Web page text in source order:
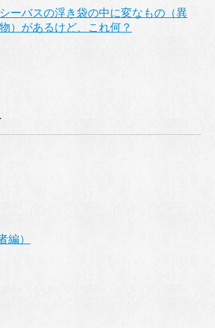
シーバスの浮き袋の中に変なもの（異
物）があるけど、これ何？
編）